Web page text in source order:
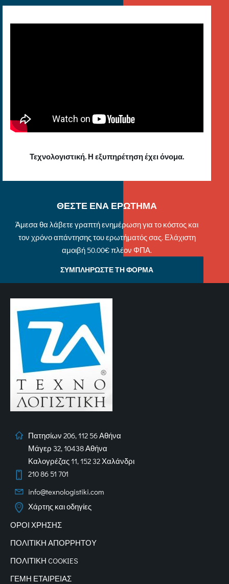
Τεχνολογιστική. Η εξυπηρέτηση έχει όνομα.
ΘΕΣΤΕ ΕΝΑ ΕΡΩΤΗΜΑ
Άμεσα θα λάβετε γραπτή ενημέρωση για το κόστος και
τον χρόνο απάντησης του ερωτήματός σας. Ελάχιστη
αμοιβή 50.00€ πλέον ΦΠΑ.
ΣΥΜΠΛΗΡΩΣΤΕ ΤΗ ΦΟΡΜΑ
Πατησίων 206, 112 56 Αθήνα
Μάγερ 32, 10438 Αθήνα
Καλογρέζας 11, 152 32 Χαλάνδρι
210 86 51 701
info@texnologistiki.com
Χάρτης και οδηγίες
ΟΡΟΙ ΧΡΗΣΗΣ
ΠΟΛΙΤΙΚΗ ΑΠΟΡΡΗΤΟΥ
ΠΟΛΙΤΙΚΗ COOKIES
ΓΕΜΗ ΕΤΑΙΡΕΙΑΣ